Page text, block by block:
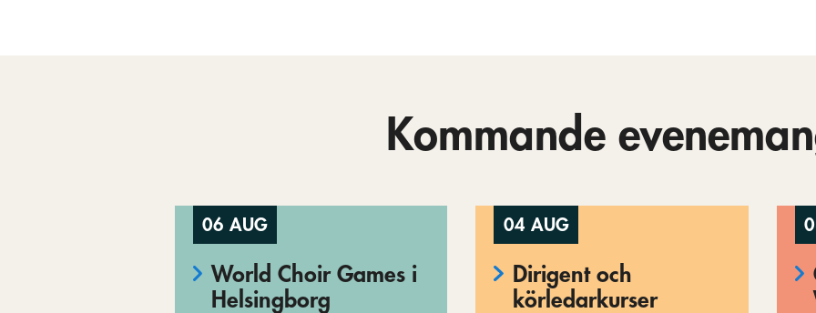
Kommande
06 AUG
World Choir Games i
Helsingborg
04 AUG
Dirigent och
körledarkurser